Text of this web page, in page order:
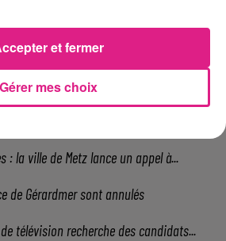
le FC Metz pour l'OGC Nice
son feu d’artifice
: la ville de Metz lance un appel à...
de Gérardmer sont annulés
télévision recherche des candidats...
Gérer mes choix
et fermer